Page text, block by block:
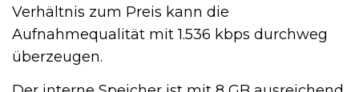
Verhältnis zum Preis kann die
Aufnahmequalität mit 1.536 kbps durchweg
überzeugen.